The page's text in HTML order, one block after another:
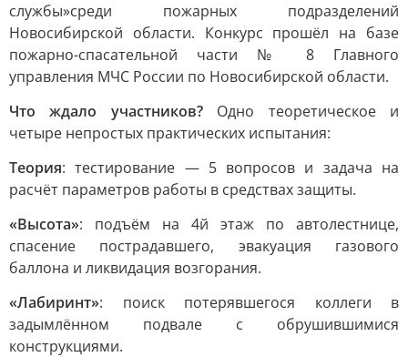
службы»среди пожарных подразделений
Новосибирской области. Конкурс прошёл на базе
пожарно-спасательной части № 8 Главного
управления МЧС России по Новосибирской области.
Что ждало участников?Одно теоретическое и
четыре непростых практических испытания:
Теория: тестирование — 5 вопросов и задача на
расчёт параметров работы в средствах защиты.
«Высота»: подъём на 4й этаж по автолестнице,
спасение пострадавшего, эвакуация газового
баллона и ликвидация возгорания.
«Лабиринт»: поиск потерявшегося коллеги в
задымлённом подвале с обрушившимися
конструкциями.